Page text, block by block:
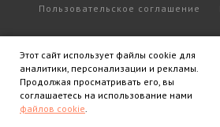
Пользовательское соглашение
Этот сайт использует файлы cookie для
аналитики, персонализации и рекламы.
Продолжая просматривать его, вы
соглашаетесь на использование нами
файлов cookie.